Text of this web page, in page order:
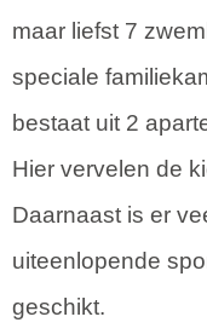
maar liefst 7
speciale
bestaat uit 2
Hier vervelen de
Daarnaast is er
uiteenlopende
geschikt.